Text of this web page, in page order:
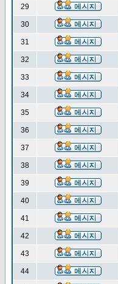
29
30
31
32
33
34
35
36
37
38
39
40
41
42
43
44